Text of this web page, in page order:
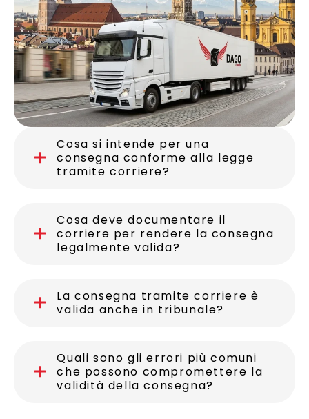
Cosa si intende per una
consegna conforme alla legge
tramite corriere?
Cosa deve documentare il
corriere per rendere la consegna
legalmente valida?
La consegna tramite corriere è
valida anche in tribunale?
Quali sono gli errori più comuni
che possono compromettere la
validità della consegna?